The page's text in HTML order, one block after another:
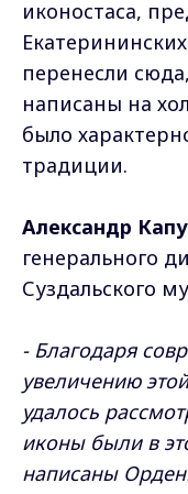
иконостаса,
перенесли
написаны на
было
традиции.
Александр
генерального
Суздальского
- Благодаря
увеличению
удалось
иконы были в
написаны